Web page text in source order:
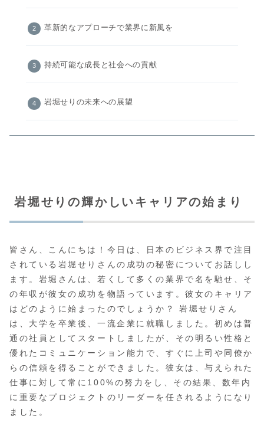
革新的なアプローチで業界に新風を
持続可能な成長と社会への貢献
岩堀せりの未来への展望
岩堀せりの輝かしいキャリアの始まり
皆さん、こんにちは！今日は、日本のビジネス界で注目
されている岩堀せりさんの成功の秘密についてお話しし
ます。岩堀さんは、若くして多くの業界で名を馳せ、そ
の年収が彼女の成功を物語っています。彼女のキャリア
はどのように始まったのでしょうか？ 岩堀せりさん
は、大学を卒業後、一流企業に就職しました。初めは普
通の社員としてスタートしましたが、その明るい性格と
優れたコミュニケーション能力で、すぐに上司や同僚か
らの信頼を得ることができました。彼女は、与えられた
仕事に対して常に100%の努力をし、その結果、数年内
に重要なプロジェクトのリーダーを任されるようになり
ました。